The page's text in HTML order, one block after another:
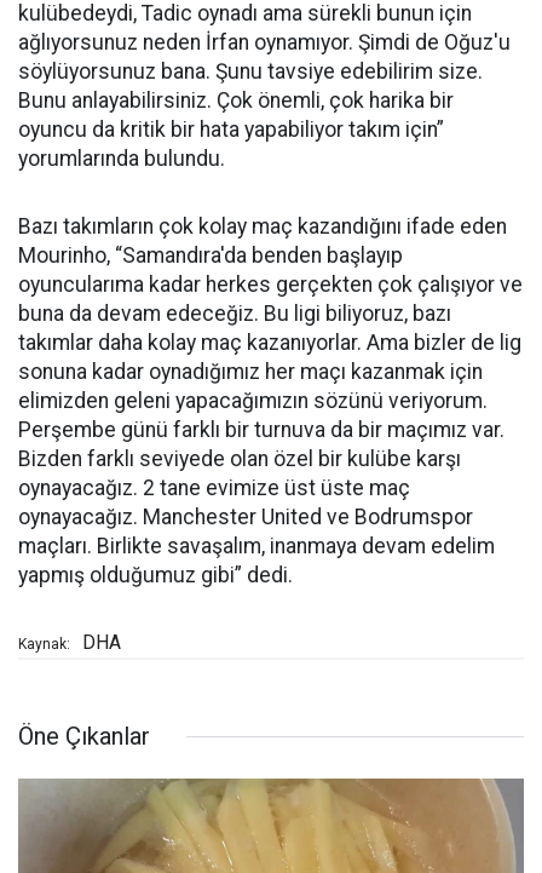
kulübedeydi, Tadic oynadı ama sürekli bunun için
ağlıyorsunuz neden İrfan oynamıyor. Şimdi de Oğuz'u
söylüyorsunuz bana. Şunu tavsiye edebilirim size.
Bunu anlayabilirsiniz. Çok önemli, çok harika bir
oyuncu da kritik bir hata yapabiliyor takım için”
yorumlarında bulundu.
Bazı takımların çok kolay maç kazandığını ifade eden
Mourinho, “Samandıra'da benden başlayıp
oyuncularıma kadar herkes gerçekten çok çalışıyor ve
buna da devam edeceğiz. Bu ligi biliyoruz, bazı
takımlar daha kolay maç kazanıyorlar. Ama bizler de lig
sonuna kadar oynadığımız her maçı kazanmak için
elimizden geleni yapacağımızın sözünü veriyorum.
Perşembe günü farklı bir turnuva da bir maçımız var.
Bizden farklı seviyede olan özel bir kulübe karşı
oynayacağız. 2 tane evimize üst üste maç
oynayacağız. Manchester United ve Bodrumspor
maçları. Birlikte savaşalım, inanmaya devam edelim
yapmış olduğumuz gibi” dedi.
Kaynak: DHA
Öne Çıkanlar